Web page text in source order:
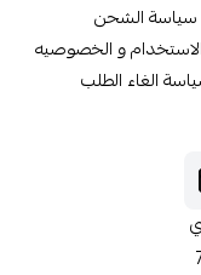
سياسة الشحن
و الخصوصيه
الغاء الطلب